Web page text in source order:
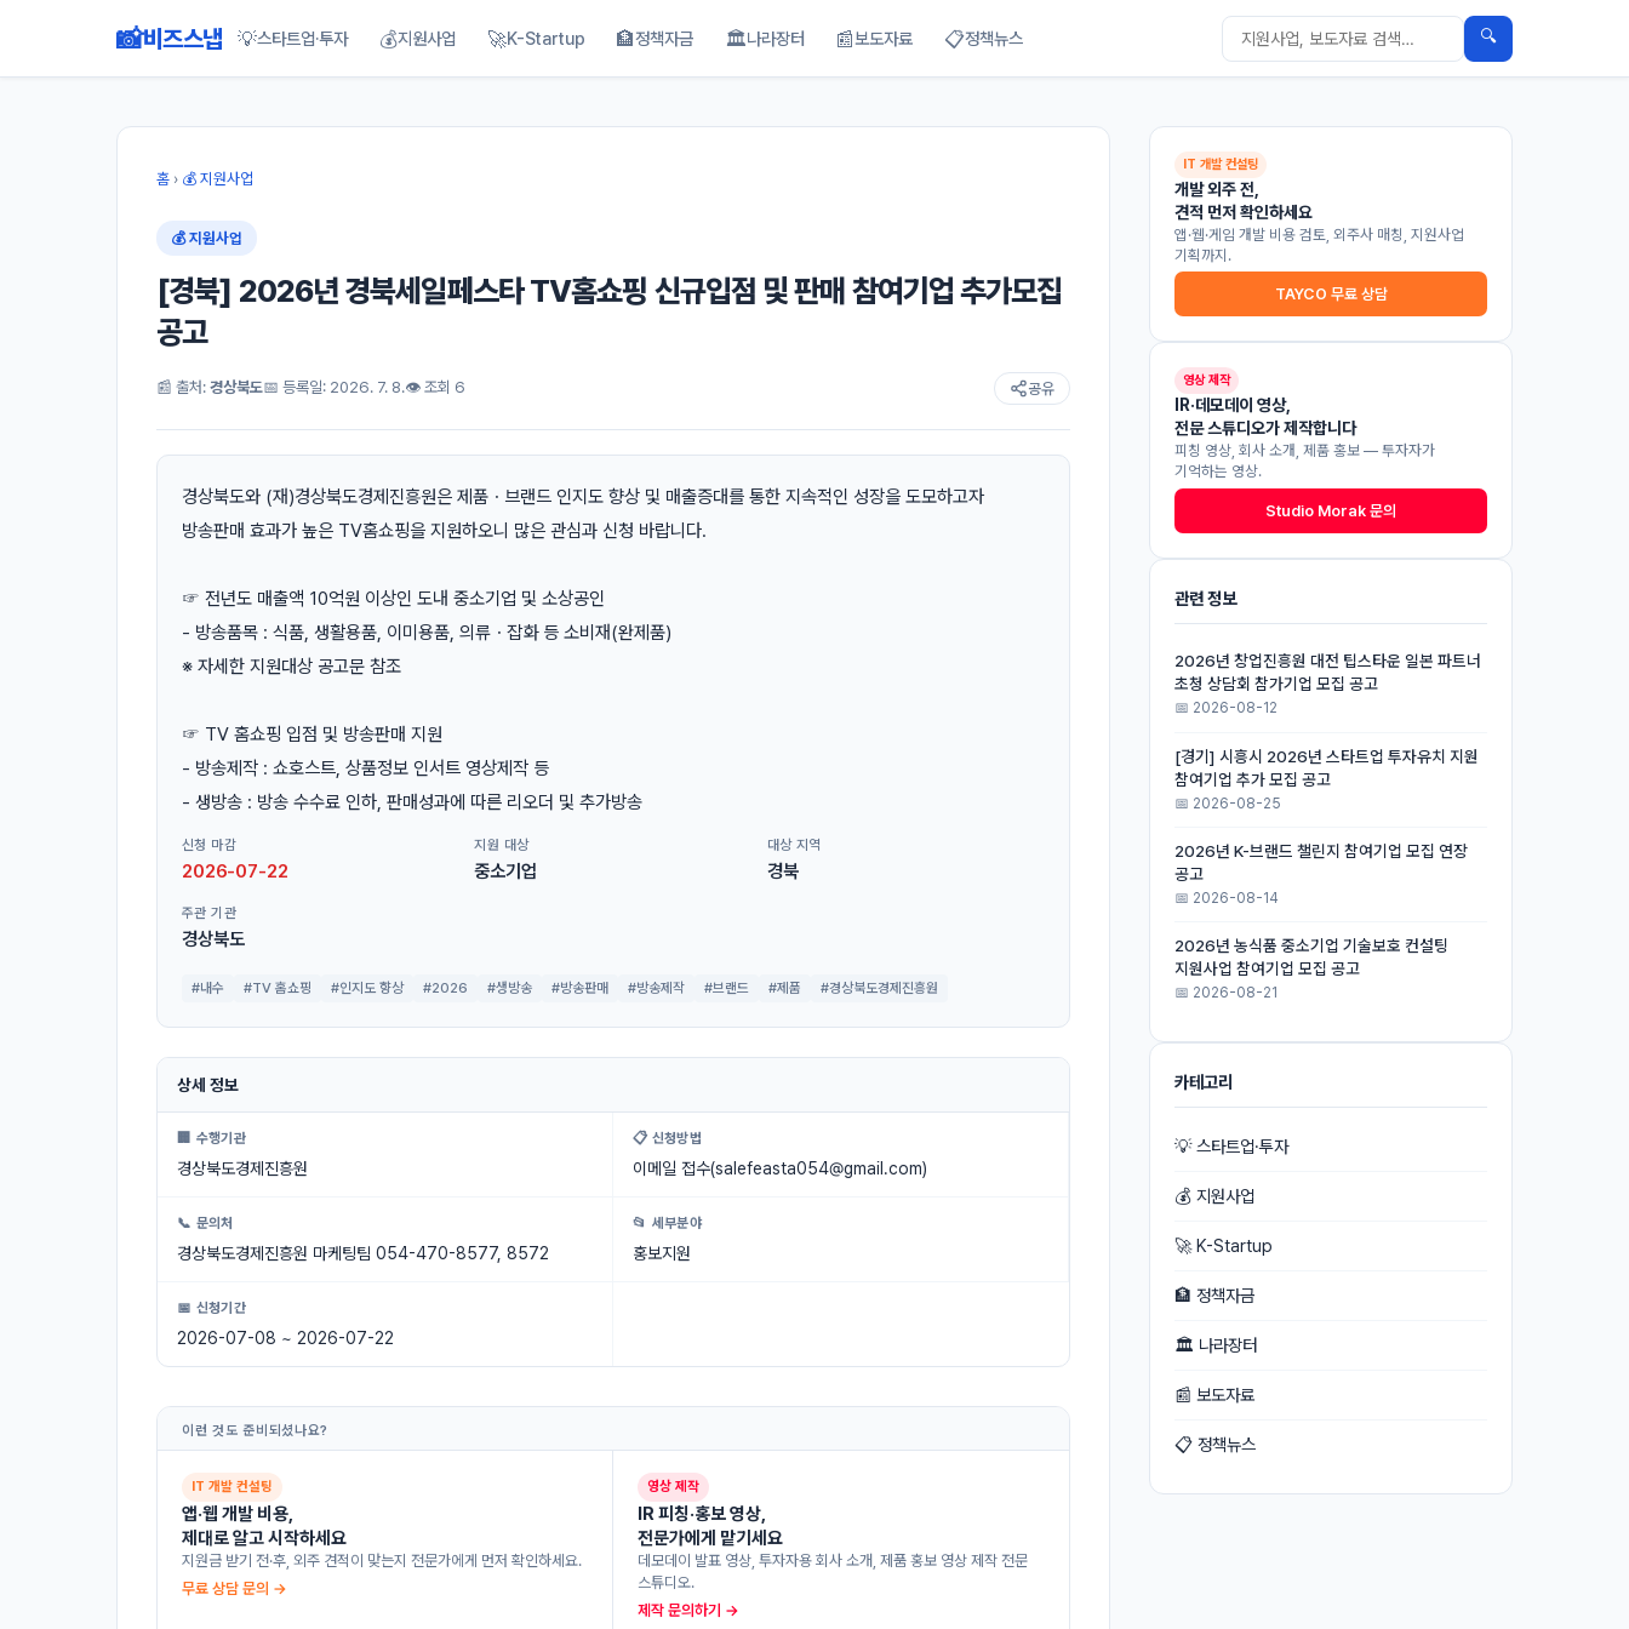
📸비즈스냅 💡스타트업·투자 💰지원사업 🚀K-Startup 🏦정책자금 🏛나라장터 📰보도자료 📋정책뉴스 🔍
홈 › 💰 지원사업
💰 지원사업
[경북] 2026년 경북세일페스타 TV홈쇼핑 신규입점 및 판매 참여기업 추가모집
공고
📰 출처: 경상북도📅 등록일: 2026. 7. 8.👁 조회 6 공유
경상북도와 (재)경상북도경제진흥원은 제품ㆍ브랜드 인지도 향상 및 매출증대를 통한 지속적인 성장을 도모하고자
방송판매 효과가 높은 TV홈쇼핑을 지원하오니 많은 관심과 신청 바랍니다.
☞ 전년도 매출액 10억원 이상인 도내 중소기업 및 소상공인
- 방송품목 : 식품, 생활용품, 이미용품, 의류ㆍ잡화 등 소비재(완제품)
※ 자세한 지원대상 공고문 참조
☞ TV 홈쇼핑 입점 및 방송판매 지원
- 방송제작 : 쇼호스트, 상품정보 인서트 영상제작 등
- 생방송 : 방송 수수료 인하, 판매성과에 따른 리오더 및 추가방송
신청 마감
2026-07-22
지원 대상
중소기업
대상 지역
경북
주관 기관
경상북도
#내수 #TV 홈쇼핑 #인지도 향상 #2026 #생방송 #방송판매 #방송제작 #브랜드 #제품 #경상북도경제진흥원
상세 정보
🏢 수행기관
경상북도경제진흥원
📋 신청방법
이메일 접수(salefeasta054@gmail.com)
📞 문의처
경상북도경제진흥원 마케팅팀 054-470-8577, 8572
📂 세부분야
홍보지원
📅 신청기간
2026-07-08 ~ 2026-07-22
이런 것도 준비되셨나요?
IT 개발 컨설팅
앱·웹 개발 비용,
제대로 알고 시작하세요
지원금 받기 전·후, 외주 견적이 맞는지 전문가에게 먼저 확인하세요.
무료 상담 문의 →
영상 제작
IR 피칭·홍보 영상,
전문가에게 맡기세요
데모데이 발표 영상, 투자자용 회사 소개, 제품 홍보 영상 제작 전문
스튜디오.
제작 문의하기 →
IT 개발 컨설팅
개발 외주 전,
견적 먼저 확인하세요
앱·웹·게임 개발 비용 검토, 외주사 매칭, 지원사업
기획까지.
TAYCO 무료 상담
영상 제작
IR·데모데이 영상,
전문 스튜디오가 제작합니다
피칭 영상, 회사 소개, 제품 홍보 — 투자자가
기억하는 영상.
Studio Morak 문의
관련 정보
2026년 창업진흥원 대전 팁스타운 일본 파트너
초청 상담회 참가기업 모집 공고
📅 2026-08-12
[경기] 시흥시 2026년 스타트업 투자유치 지원
참여기업 추가 모집 공고
📅 2026-08-25
2026년 K-브랜드 챌린지 참여기업 모집 연장
공고
📅 2026-08-14
2026년 농식품 중소기업 기술보호 컨설팅
지원사업 참여기업 모집 공고
📅 2026-08-21
카테고리
💡 스타트업·투자
💰 지원사업
🚀 K-Startup
🏦 정책자금
🏛 나라장터
📰 보도자료
📋 정책뉴스